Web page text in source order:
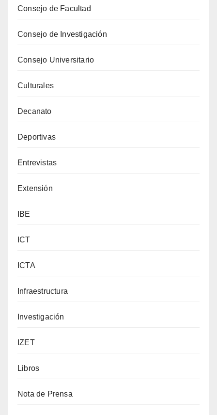
Consejo de Facultad
Consejo de Investigación
Consejo Universitario
Culturales
Decanato
Deportivas
Entrevistas
Extensión
IBE
ICT
ICTA
Infraestructura
Investigación
IZET
Libros
Nota de Prensa